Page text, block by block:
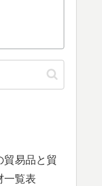
易品と貿
一覧表